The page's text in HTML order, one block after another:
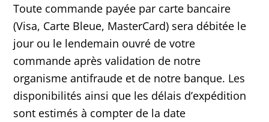
Toute commande payée par carte bancaire
(Visa, Carte Bleue, MasterCard) sera débitée le
jour ou le lendemain ouvré de votre
commande après validation de notre
organisme antifraude et de notre banque. Les
disponibilités ainsi que les délais d’expédition
sont estimés à compter de la date